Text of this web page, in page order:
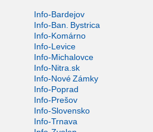
Info-Bardejov
Info-Ban. Bystrica
Info-Komárno
Info-Levice
Info-Michalovce
Info-Nitra.sk
Info-Nové Zámky
Info-Poprad
Info-Prešov
Info-Slovensko
Info-Trnava